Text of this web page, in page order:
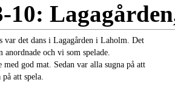
10:
var det dans i Lagagården i Laholm. Det
och vi som spelade.
god mat. Sedan var alla sugna på att
att spela.